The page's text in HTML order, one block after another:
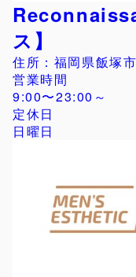
ス】
住所：福岡県飯塚
営業時間
9:00〜23:00～
定休日
日曜日